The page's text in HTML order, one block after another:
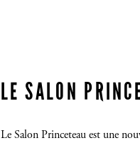
LE SALON
Le Salon Princeteau est une